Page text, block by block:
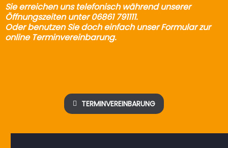
Sie erreichen uns telefonisch während unserer
Öffnungszeiten unter 06861 791111.
Oder benutzen Sie doch einfach unser Formular zur
online Terminvereinbarung.
 TERMINVEREINBARUNG